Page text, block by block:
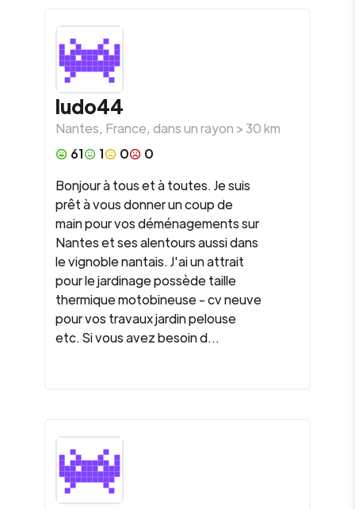
ludo44
Nantes, France, dans un rayon >30km
61
1 0
0
Bonjour à tous et à toutes. Je suis
prêt à vous donner un coup de
main pour vos déménagements sur
Nantes et ses alentours aussi dans
le vignoble nantais. J'ai un attrait
pour le jardinage possède taille
thermique motobineuse - cv neuve
pour vos travaux jardin pelouse
etc. Si vous avez besoin d...